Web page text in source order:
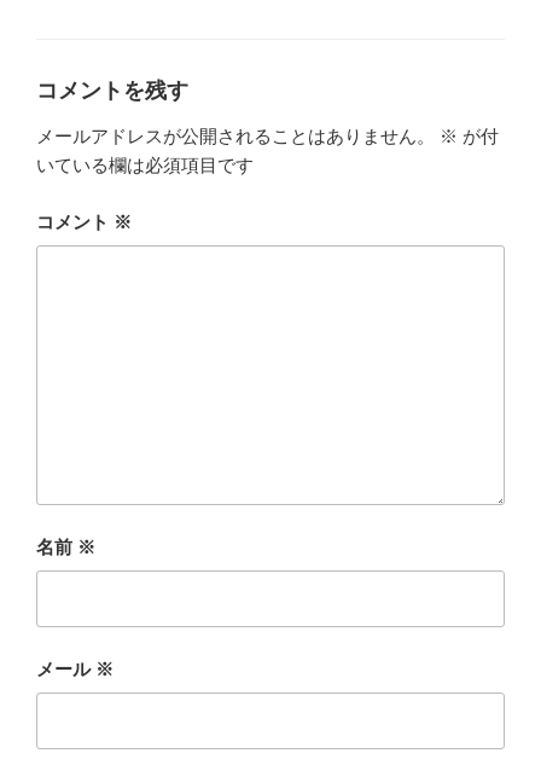
コメントを残す
メールアドレスが公開されることはありません。 ※ が付
いている欄は必須項目です
コメント ※
名前 ※
メール ※